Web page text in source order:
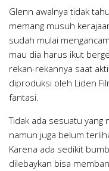
Glenn awalnya tidak
memang musuh
sudah mulai
mau dia harus ikut
rekan-rekannya saat
diproduksi oleh Liden
fantasi.
Tidak ada sesuatu yang
namun juga belum
Karena ada sedikit
dilebaykan bisa